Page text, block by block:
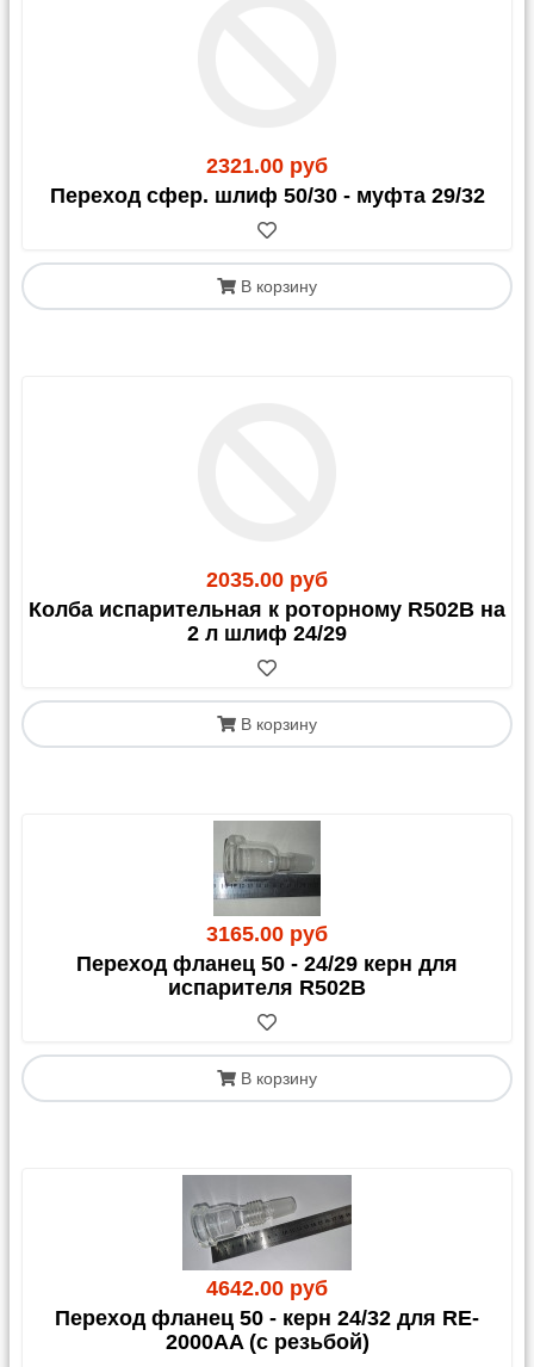
документ должен быть оформлен получателем
(клиентом) в Казахстане.
2321.00 руб
Переход сфер. шлиф 50/30 - муфта 29/32
В корзину
2035.00 руб
Колба испарительная к роторному R502B на
2 л шлиф 24/29
В корзину
3165.00 руб
Переход фланец 50 - 24/29 керн для
испарителя R502B
В корзину
4642.00 руб
Переход фланец 50 - керн 24/32 для RE-
2000AA (с резьбой)